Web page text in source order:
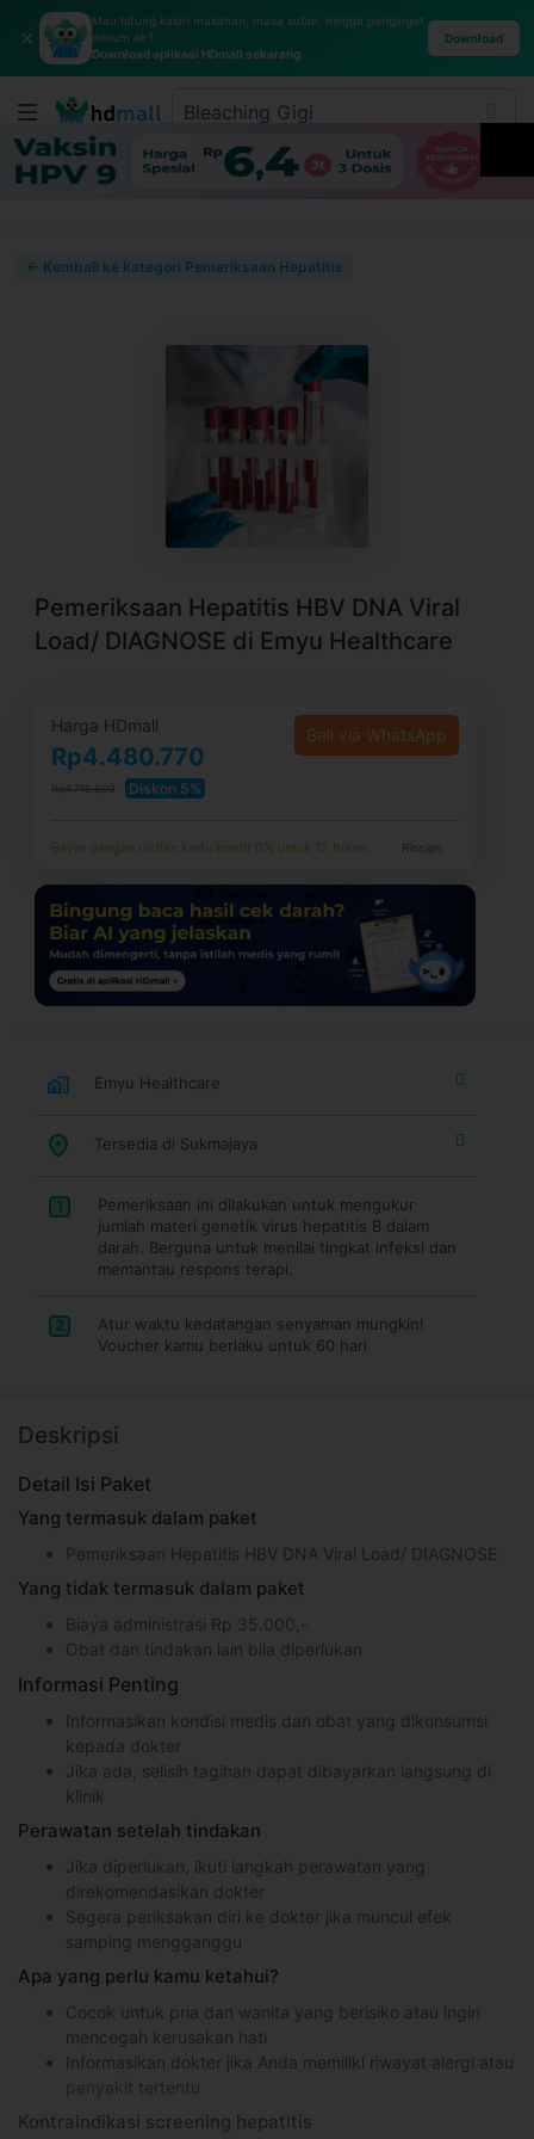
✕
Mau hitung kalori makanan, masa subur, hingga pengingat
minum air?
Download aplikasi HDmall sekarang
Download
← Kembali ke kategori Pemeriksaan Hepatitis
Pemeriksaan Hepatitis HBV DNA Viral
Load/ DIAGNOSE di Emyu Healthcare
Harga HDmall
Rp4.480.770
Rp4.716.600 Diskon 5%
Beli via WhatsApp
Bayar dengan cicilan kartu kredit 0% untuk 12 bulan. Rincian
Emyu Healthcare
Tersedia di Sukmajaya
1
Pemeriksaan ini dilakukan untuk mengukur
jumlah materi genetik virus hepatitis B dalam
darah. Berguna untuk menilai tingkat infeksi dan
memantau respons terapi.
2
Atur waktu kedatangan senyaman mungkin!
Voucher kamu berlaku untuk 60 hari
Deskripsi
Detail Isi Paket
Yang termasuk dalam paket
Pemeriksaan Hepatitis HBV DNA Viral Load/ DIAGNOSE
Yang tidak termasuk dalam paket
Biaya administrasi Rp 35.000,-
Obat dan tindakan lain bila diperlukan
Informasi Penting
Informasikan kondisi medis dan obat yang dikonsumsi
kepada dokter
Jika ada, selisih tagihan dapat dibayarkan langsung di
klinik
Perawatan setelah tindakan
Jika diperlukan, ikuti langkah perawatan yang
direkomendasikan dokter
Segera periksakan diri ke dokter jika muncul efek
samping mengganggu
Apa yang perlu kamu ketahui?
Cocok untuk pria dan wanita yang berisiko atau ingin
mencegah kerusakan hati
Informasikan dokter jika Anda memiliki riwayat alergi atau
penyakit tertentu
Kontraindikasi screening hepatitis